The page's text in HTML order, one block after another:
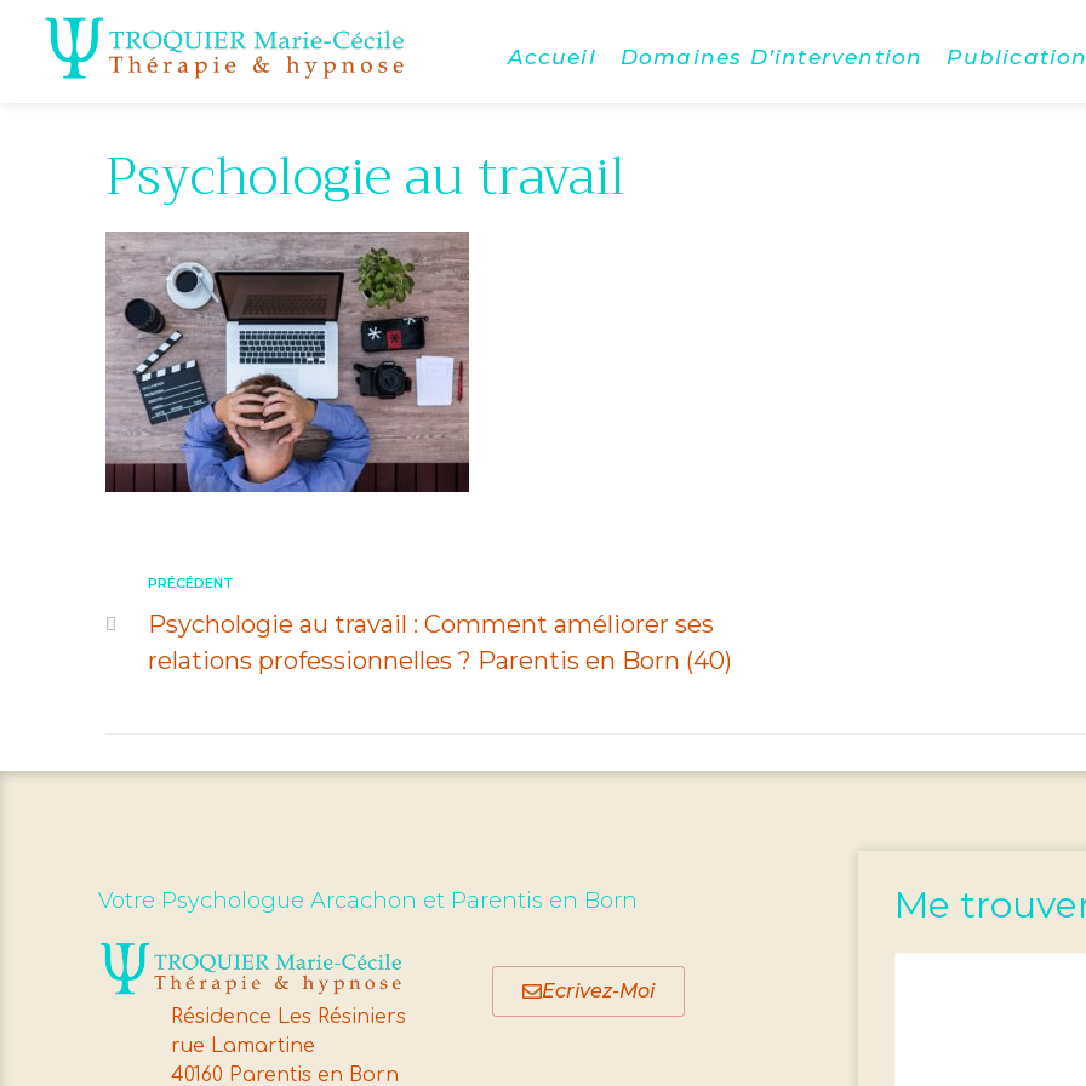
Accueil Domaines D’intervention
Psychologie au travail
PRÉCÉDENT
Psychologie au travail : Comment améliorer ses
relations professionnelles ? Parentis en Born (40)
Votre Psychologue Arcachon et Parentis en Born
Résidence Les Résiniers
rue Lamartine
40160 Parentis en Born
Ecrivez-Moi
Me